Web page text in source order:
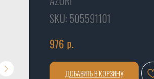
SKU: 505591101
976 р.
ДОБАВИТЬ В КОРЗИНУ